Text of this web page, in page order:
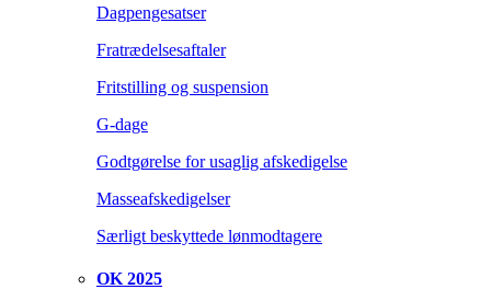
Dagpengesatser
Fratrædelsesaftaler
Fritstilling og suspension
G-dage
Godtgørelse for usaglig afskedigelse
Masseafskedigelser
Særligt beskyttede lønmodtagere
OK 2025